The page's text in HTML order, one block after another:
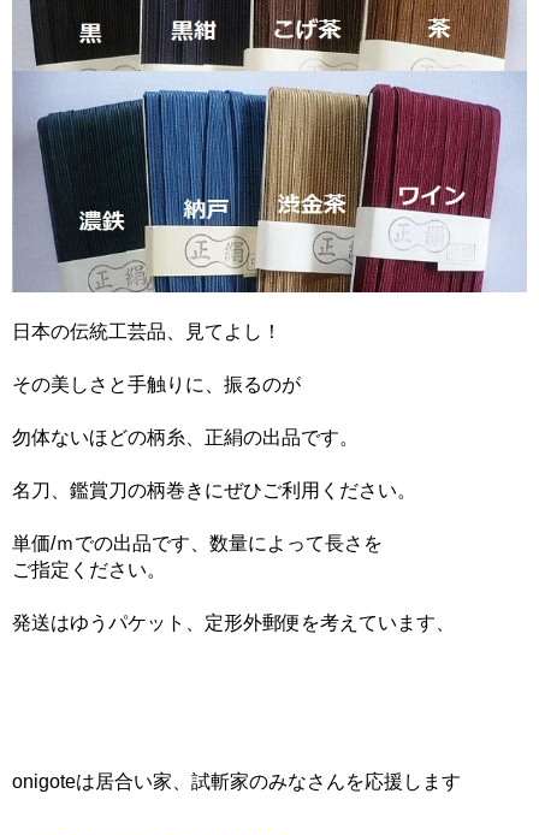
日本の伝統工芸品、見てよし！
その美しさと手触りに、振るのが
勿体ないほどの柄糸、正絹の出品です。
名刀、鑑賞刀の柄巻きにぜひご利用ください。
単価/ｍでの出品です、数量によって長さを
ご指定ください。
発送はゆうパケット、定形外郵便を考えています、
onigoteは居合い家、試斬家のみなさんを応援します